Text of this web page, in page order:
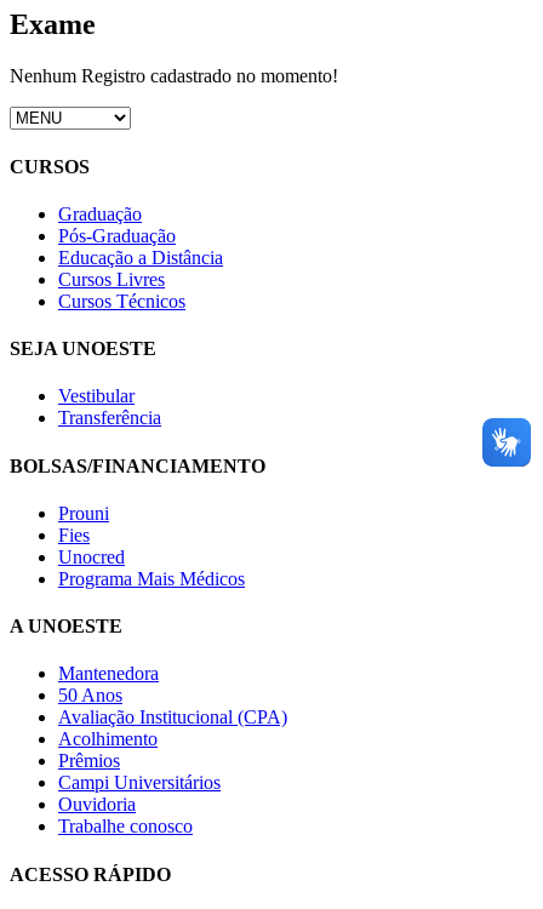
Exame
Nenhum Registro cadastrado no momento!
CURSOS
Graduação
Pós-Graduação
Educação a Distância
Cursos Livres
Cursos Técnicos
SEJA UNOESTE
Vestibular
Transferência
BOLSAS/FINANCIAMENTO
Prouni
Fies
Unocred
Programa Mais Médicos
A UNOESTE
Mantenedora
50 Anos
Avaliação Institucional (CPA)
Acolhimento
Prêmios
Campi Universitários
Ouvidoria
Trabalhe conosco
ACESSO RÁPIDO